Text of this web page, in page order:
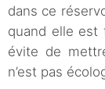
dans ce
quand elle est
évite de
n’est pas